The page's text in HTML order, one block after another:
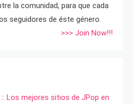
la comunidad, para que cada
seguidores de éste género.
>>> Join Now!!!